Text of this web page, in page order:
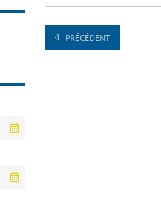
PRÉCÉDENT